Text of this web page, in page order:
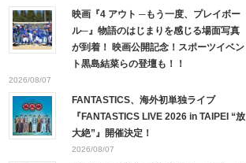
映画『4 アウト ─もう一度、プレイボー
ル─』物語のはじまりを感じる場面写真
が到着！ 映画公開記念！スポーツイベン
ト黒島結菜らの登壇も！！
2026/08/07
FANTASTICS、海外初単独ライブ
『FANTASTICS LIVE 2026 in TAIPEI “放
大絶”』開催決定！
2026/08/07